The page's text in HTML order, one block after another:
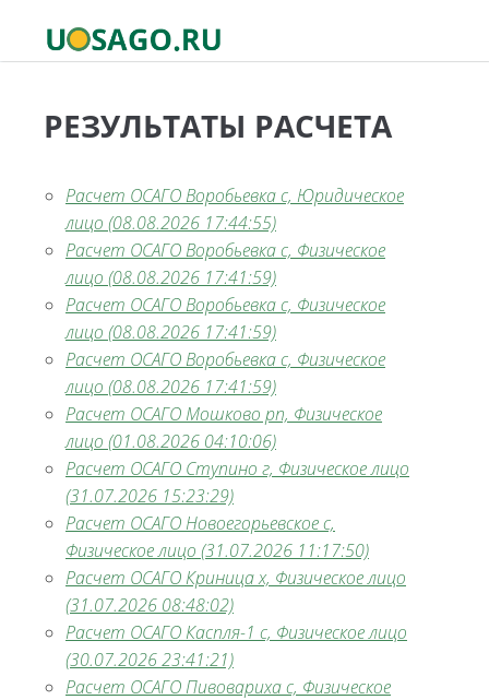
РЕЗУЛЬТАТЫ РАСЧЕТА
Расчет ОСАГО Воробьевка с, Юридическое
лицо (08.08.2026 17:44:55)
Расчет ОСАГО Воробьевка с, Физическое
лицо (08.08.2026 17:41:59)
Расчет ОСАГО Воробьевка с, Физическое
лицо (08.08.2026 17:41:59)
Расчет ОСАГО Воробьевка с, Физическое
лицо (08.08.2026 17:41:59)
Расчет ОСАГО Мошково рп, Физическое
лицо (01.08.2026 04:10:06)
Расчет ОСАГО Ступино г, Физическое лицо
(31.07.2026 15:23:29)
Расчет ОСАГО Новоегорьевское с,
Физическое лицо (31.07.2026 11:17:50)
Расчет ОСАГО Криница х, Физическое лицо
(31.07.2026 08:48:02)
Расчет ОСАГО Каспля-1 с, Физическое лицо
(30.07.2026 23:41:21)
Расчет ОСАГО Пивовариха с, Физическое